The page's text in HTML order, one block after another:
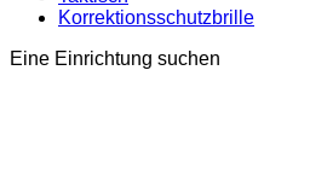
Korrektionsschutzbrille
Eine Einrichtung suchen